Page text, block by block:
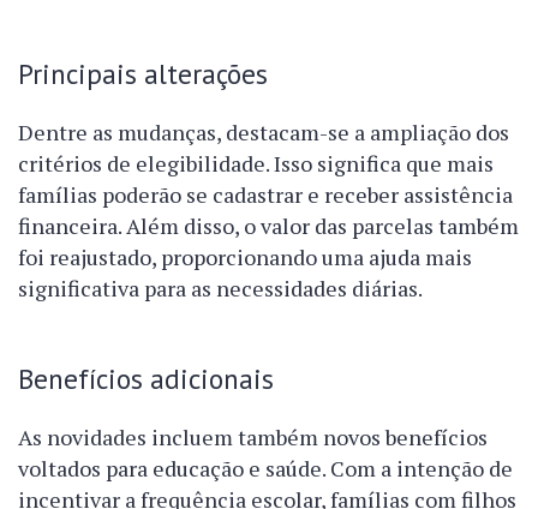
Principais alterações
Dentre as mudanças, destacam-se a ampliação dos
critérios de elegibilidade. Isso significa que mais
famílias poderão se cadastrar e receber assistência
financeira. Além disso, o valor das parcelas também
foi reajustado, proporcionando uma ajuda mais
significativa para as necessidades diárias.
Benefícios adicionais
As novidades incluem também novos benefícios
voltados para educação e saúde. Com a intenção de
incentivar a frequência escolar, famílias com filhos